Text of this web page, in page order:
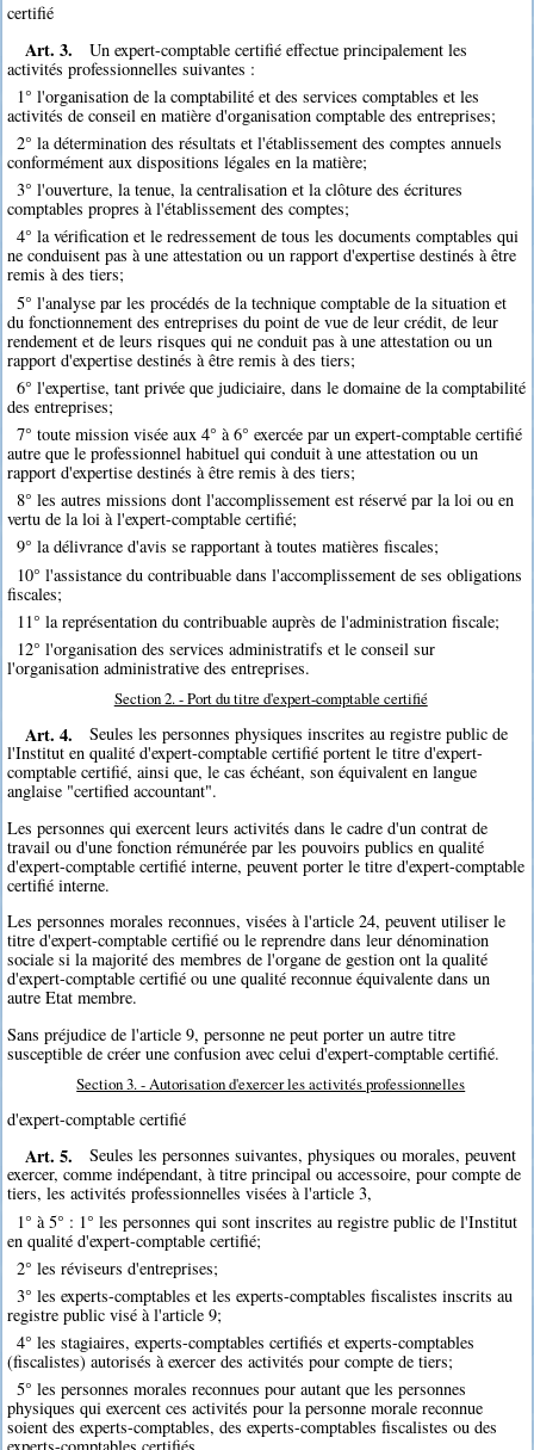
certifié
Art. 3.
Un expert-comptable certifié effectue principalement les
activités professionnelles suivantes :
1° l'organisation de la comptabilité et des services comptables et les
activités de conseil en matière d'organisation comptable des entreprises;
2° la détermination des résultats et l'établissement des comptes annuels
conformément aux dispositions légales en la matière;
3° l'ouverture, la tenue, la centralisation et la clôture des écritures
comptables propres à l'établissement des comptes;
4° la vérification et le redressement de tous les documents comptables qui
ne conduisent pas à une attestation ou un rapport d'expertise destinés à être
remis à des tiers;
5° l'analyse par les procédés de la technique comptable de la situation et
du fonctionnement des entreprises du point de vue de leur crédit, de leur
rendement et de leurs risques qui ne conduit pas à une attestation ou un
rapport d'expertise destinés à être remis à des tiers;
6° l'expertise, tant privée que judiciaire, dans le domaine de la comptabilité
des entreprises;
7° toute mission visée aux 4° à 6° exercée par un expert-comptable certifié
autre que le professionnel habituel qui conduit à une attestation ou un
rapport d'expertise destinés à être remis à des tiers;
8° les autres missions dont l'accomplissement est réservé par la loi ou en
vertu de la loi à l'expert-comptable certifié;
9° la délivrance d'avis se rapportant à toutes matières fiscales;
10° l'assistance du contribuable dans l'accomplissement de ses obligations
fiscales;
11° la représentation du contribuable auprès de l'administration fiscale;
12° l'organisation des services administratifs et le conseil sur
l'organisation administrative des entreprises.
Section 2. - Port du titre d'expert-comptable certifié
Art. 4.
Seules les personnes physiques inscrites au registre public de
l'Institut en qualité d'expert-comptable certifié portent le titre d'expert-
comptable certifié, ainsi que, le cas échéant, son équivalent en langue
anglaise "certified accountant".
Les personnes qui exercent leurs activités dans le cadre d'un contrat de
travail ou d'une fonction rémunérée par les pouvoirs publics en qualité
d'expert-comptable certifié interne, peuvent porter le titre d'expert-comptable
certifié interne.
Les personnes morales reconnues, visées à l'article 24, peuvent utiliser le
titre d'expert-comptable certifié ou le reprendre dans leur dénomination
sociale si la majorité des membres de l'organe de gestion ont la qualité
d'expert-comptable certifié ou une qualité reconnue équivalente dans un
autre Etat membre.
Sans préjudice de l'article 9, personne ne peut porter un autre titre
susceptible de créer une confusion avec celui d'expert-comptable certifié.
Section 3. - Autorisation d'exercer les activités professionnelles
d'expert-comptable certifié
Art. 5.
Seules les personnes suivantes, physiques ou morales, peuvent
exercer, comme indépendant, à titre principal ou accessoire, pour compte de
tiers, les activités professionnelles visées à l'article 3,
1° à 5° : 1° les personnes qui sont inscrites au registre public de l'Institut
en qualité d'expert-comptable certifié;
2° les réviseurs d'entreprises;
3° les experts-comptables et les experts-comptables fiscalistes inscrits au
registre public visé à l'article 9;
4° les stagiaires, experts-comptables certifiés et experts-comptables
(fiscalistes) autorisés à exercer des activités pour compte de tiers;
5° les personnes morales reconnues pour autant que les personnes
physiques qui exercent ces activités pour la personne morale reconnue
soient des experts-comptables, des experts-comptables fiscalistes ou des